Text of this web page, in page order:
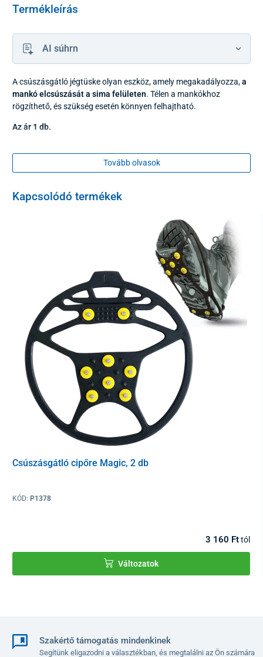
Termékleírás
AI súhrn
A csúszásgátló jégtüske olyan eszköz, amely megakadályozza,a
mankó elcsúszását a sima felületen. Télen a mankókhoz
rögzíthető, és szükség esetén könnyen felhajtható.
Az ár 1 db.
Tovább olvasok
Kapcsolódó termékek
Csúszásgátló cipőre Magic, 2 db
KÓD: P1378
3 160 Fttól
Változatok
Szakértő támogatás mindenkinek
Segítünk eligazodni a választékban, és megtalálni az Ön számára